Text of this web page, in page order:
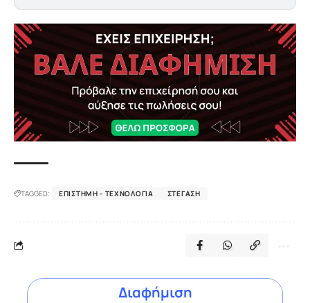
TAGGED: ΕΠΙΣΤΉΜΗ - ΤΕΧΝΟΛΟΓΊΑ ΣΤΈΓΑΣΗ
Διαφήμιση